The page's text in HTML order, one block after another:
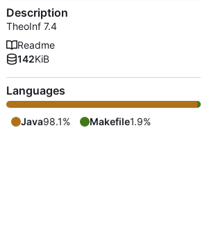
Description
TheoInf 7.4
Readme
142KiB
Languages
Java98.1% Makefile1.9%